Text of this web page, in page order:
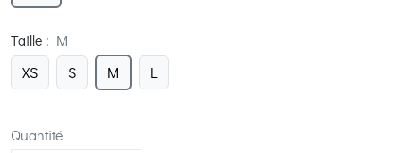
Taille : M
XS
S M L
Quantité